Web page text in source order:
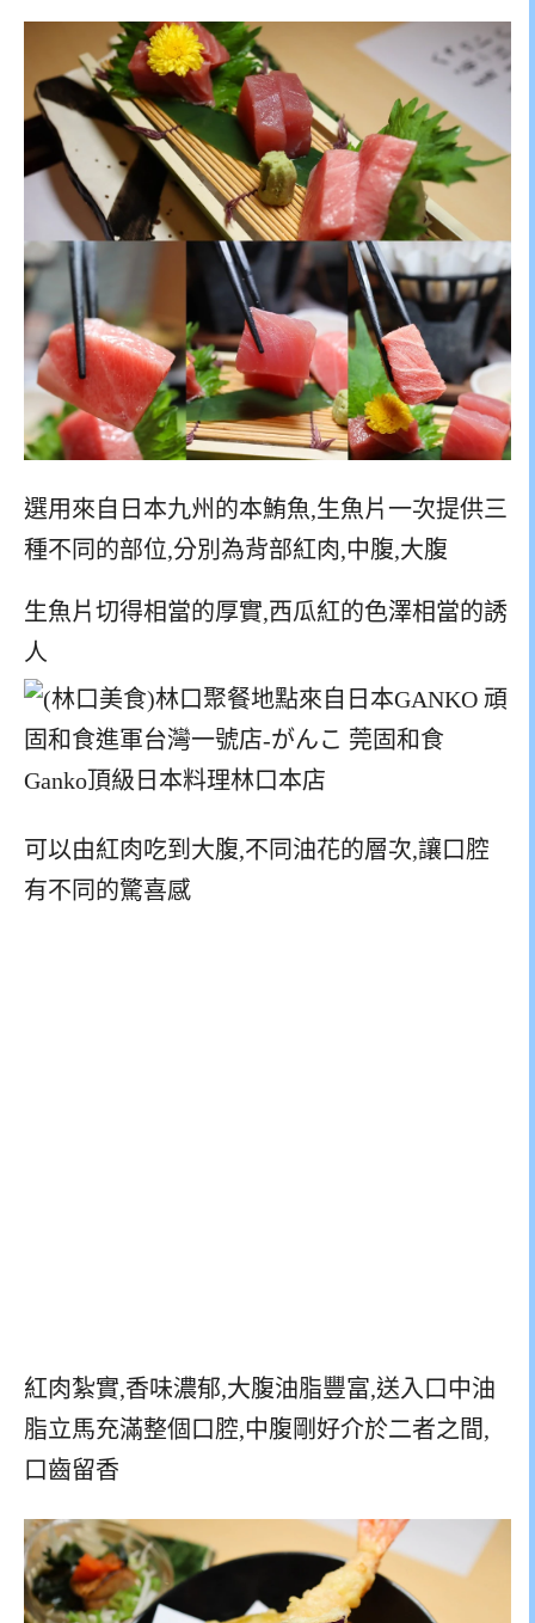
選用來自日本九州的本鮪魚,生魚片一次提供三
種不同的部位,分別為背部紅肉,中腹,大腹
生魚片切得相當的厚實,西瓜紅的色澤相當的誘
人
可以由紅肉吃到大腹,不同油花的層次,讓口腔
有不同的驚喜感
紅肉紮實,香味濃郁,大腹油脂豐富,送入口中油
脂立馬充滿整個口腔,中腹剛好介於二者之間,
口齒留香